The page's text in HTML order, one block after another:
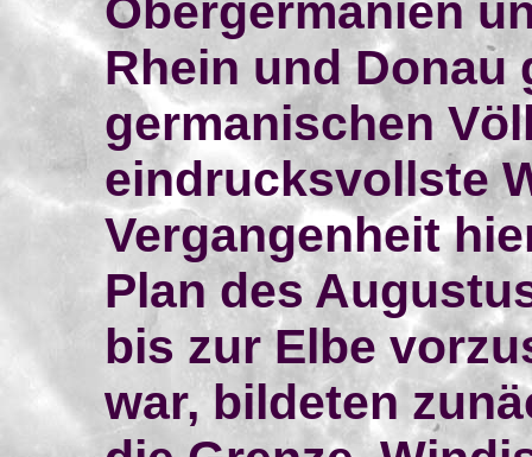
Obergermanien
Rhein und Donau
germanischen
eindrucksvollste
Vergangenheit
Plan des
bis zur Elbe
war, bildeten